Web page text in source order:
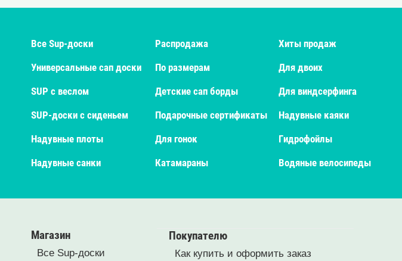
Все Sup-доски Распродажа Хиты продаж
Универсальные сап доски
По размерам Для двоих
SUP с веслом
Детские сап борды Для виндсерфинга
SUP-доски с сиденьем
Подарочные сертификаты Надувные каяки
Надувные плоты
Для гонок Гидрофойлы
Надувные санки
Катамараны Водяные велосипеды
Магазин
Все Sup-доски
Покупателю
Как купить и оформить заказ